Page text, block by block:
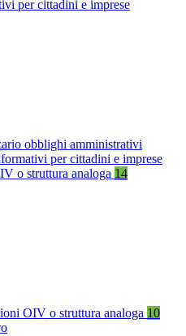
per cittadini e imprese
obblighi amministrativi
per cittadini e imprese
o struttura analoga 14
OIV o struttura analoga 10